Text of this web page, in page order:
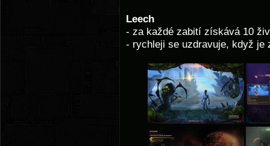
Leech
- za každé zabití získává 10
- rychleji se uzdravuje, když je